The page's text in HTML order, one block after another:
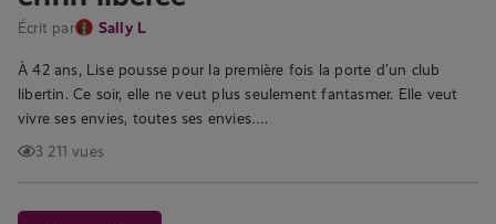
Écrit par Sally L
À 42 ans, Lise pousse pour la première fois la porte d’un club
libertin. Ce soir, elle ne veut plus seulement fantasmer. Elle veut
vivre ses envies, toutes ses envies….
3 211 vues